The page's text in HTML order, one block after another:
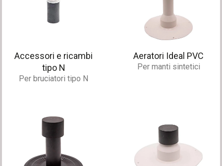
Accessori e ricambi
tipo N
Per bruciatori tipo N
Aeratori Ideal PVC
Per manti sintetici